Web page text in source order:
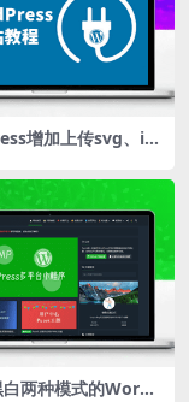
增加上传svg、ic
两种模式的WordP